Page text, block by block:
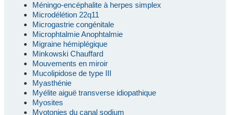
Méningo-encéphalite à herpes simplex
Microdélétion 22q11
Microgastrie congénitale
Microphtalmie Anophtalmie
Migraine hémiplégique
Minkowski Chauffard
Mouvements en miroir
Mucolipidose de type III
Myasthénie
Myélite aiguë transverse idiopathique
Myosites
Myotonies du canal sodium